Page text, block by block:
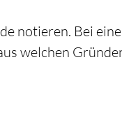
notieren. Bei
welchen